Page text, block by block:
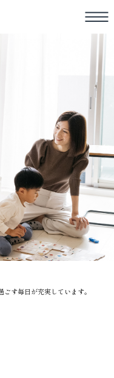
す毎日が充実しています。